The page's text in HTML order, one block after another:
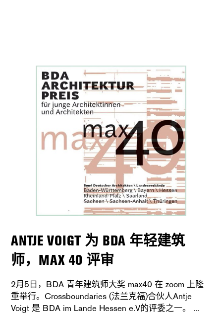
ANTJE VOIGT 为 BDA 年轻建筑
师，MAX 40 评审
2月5日，BDA 青年建筑师大奖 max40 在 zoom 上隆
重举行。Crossboundaries (法兰克福)合伙人Antje
Voigt 是 BDA im Lande Hessen e.V的评委之一。